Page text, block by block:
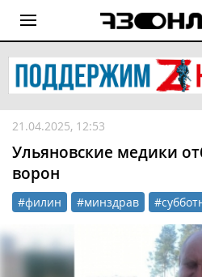
21.04.2025, 12:53
Ульяновские медики
ворон
#филин #минздрав